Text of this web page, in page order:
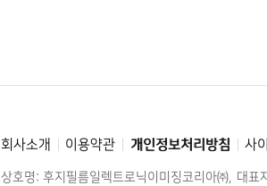
회사소개 이용약관 개인정보처리방침 사
상호명: 후지필름일렉트로닉이미징코리아㈜ 대표